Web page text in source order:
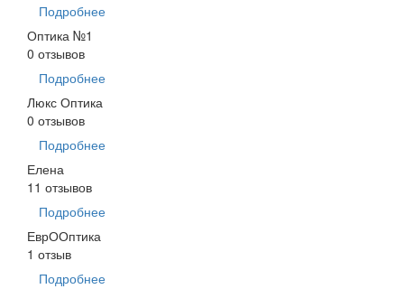
Подробнее
Оптика №1
0 отзывов
Подробнее
Люкс Оптика
0 отзывов
Подробнее
Елена
11 отзывов
Подробнее
ЕврООптика
1 отзыв
Подробнее